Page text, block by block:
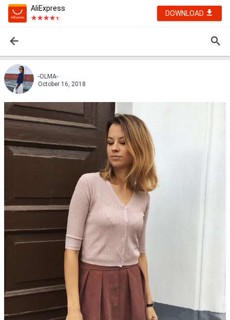
AliExpress
DOWNLOAD
-OLMA-
October 16, 2018